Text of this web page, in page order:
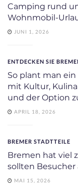
Camping rund
Wohnmobil-
JUNI 1, 2026
ENTDECKEN SIE
So plant man
mit Kultur,
und der Option
APRIL 18, 2026
BREMER STADTTEILE
Bremen hat viel
sollten
MAI 15, 2026